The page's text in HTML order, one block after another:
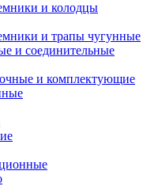
и колодцы
и трапы чугунные
и соединительные
и комплектующие